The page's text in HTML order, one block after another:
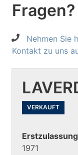
Fragen?
Nehmen Sie
Kontakt zu uns
VERKAUFT
1971